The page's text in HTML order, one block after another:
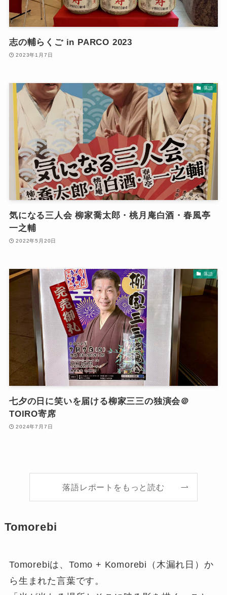
志の輔らくご in PARCO 2023
2023年1月7日
落語
気になる三人会 柳家喬太郎・桃月庵白酒・春風亭
一之輔
2022年5月20日
落語
七夕の日に笑いを届ける柳家三三の独演会＠
TOIRO寄席
2024年7月7日
落語レポートをもっと読む
Tomorebi
Tomorebiは、Tomo + Komorebi（木漏れ日）か
ら生まれた言葉です。